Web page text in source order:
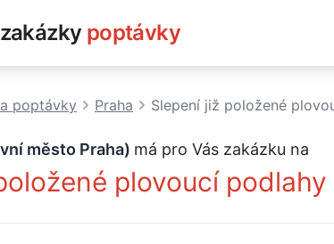
zakázky poptávky
poptávky Praha Slepení již položené
město Praha) má pro Vás zakázku na
plovoucí podlahy